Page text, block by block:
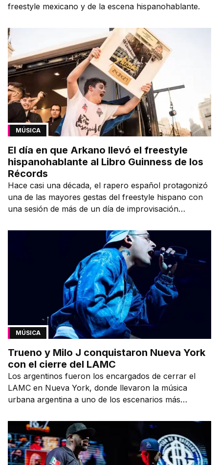
freestyle mexicano y de la escena hispanohablante.
MÚSICA
El día en que Arkano llevó el freestyle
hispanohablante al Libro Guinness de los
Récords
Hace casi una década, el rapero español protagonizó
una de las mayores gestas del freestyle hispano con
una sesión de más de un día de improvisación
MÚSICA
Trueno y Milo J conquistaron Nueva York
con el cierre del LAMC
Los argentinos fueron los encargados de cerrar el
LAMC en Nueva York, donde llevaron la música
urbana argentina a uno de los escenarios más